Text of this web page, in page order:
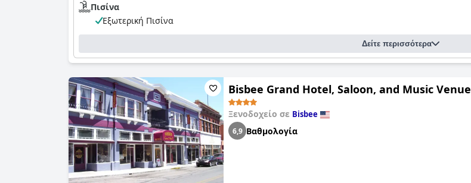
Πισίνα
Εξωτερική Πισίνα
Δείτε περισσότερα
Bisbee Grand Hotel, Saloon, and Music Venue
Ξενοδοχείο σε Bisbee
6,9 Βαθμολογία